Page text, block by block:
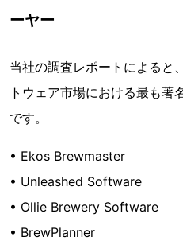
ーヤー
当社の調査レポートによると
トウェア市場における最も著
です。
• Ekos Brewmaster
• Unleashed Software
• Ollie Brewery Software
• BrewPlanner